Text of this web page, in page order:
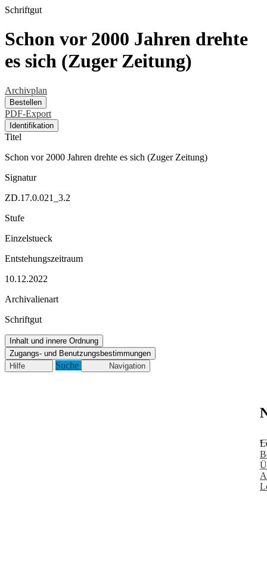
Schriftgut
Schon vor 2000 Jahren drehte
es sich (Zuger Zeitung)
Archivplan
Bestellen
PDF-Export
Identifikation
Titel
Schon vor 2000 Jahren drehte es sich (Zuger Zeitung)
Signatur
ZD.17.0.021_3.2
Stufe
Einzelstueck
Entstehungszeitraum
10.12.2022
Archivalienart
Schriftgut
Inhalt und innere Ordnung
Zugangs- und Benutzungsbestimmungen
Hilfe
Suche Navigation